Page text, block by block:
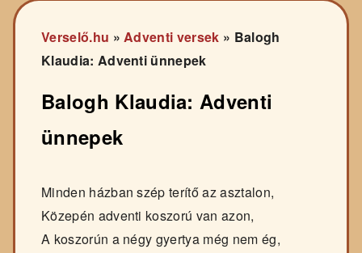
Verselő.hu »Adventi versek » Balogh
Klaudia: Adventi ünnepek
Balogh Klaudia: Adventi
ünnepek
Minden házban szép terítő az asztalon,
Közepén adventi koszorú van azon,
A koszorún a négy gyertya még nem ég,